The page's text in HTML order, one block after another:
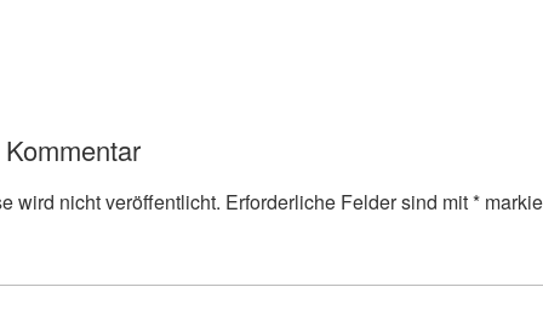
wird nicht veröffentlicht. Erforderliche Felder sind mit*